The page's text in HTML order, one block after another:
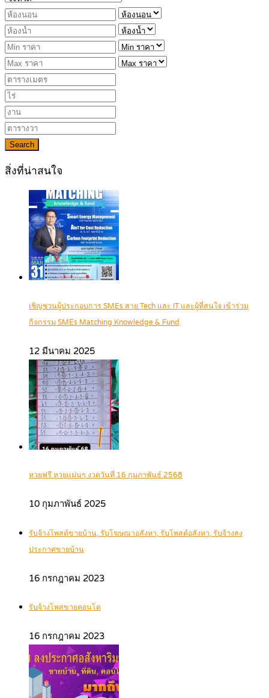
Search
สิ่งที่น่าสนใจ
เชิญชวนผู้ประกอบการ SMEs สาย Tech และ IT และผู้ที่สนใจ เข้าร่วม
กิจกรรม SMEs Matching Knowledge & Fund
12 มีนาคม 2025
หวยฟรี หวยแม่นๆ งวดวันที่ 16 กุมภาพันธ์ 2568
10 กุมภาพันธ์ 2025
รับจ้างโพสต์ขายบ้าน, รับโฆษณาอสังหา, รับโพสต์อสังหา, รับจ้างลง
ประกาศขายบ้าน
16 กรกฎาคม 2023
รับจ้างโพสขายคอนโด
16 กรกฎาคม 2023